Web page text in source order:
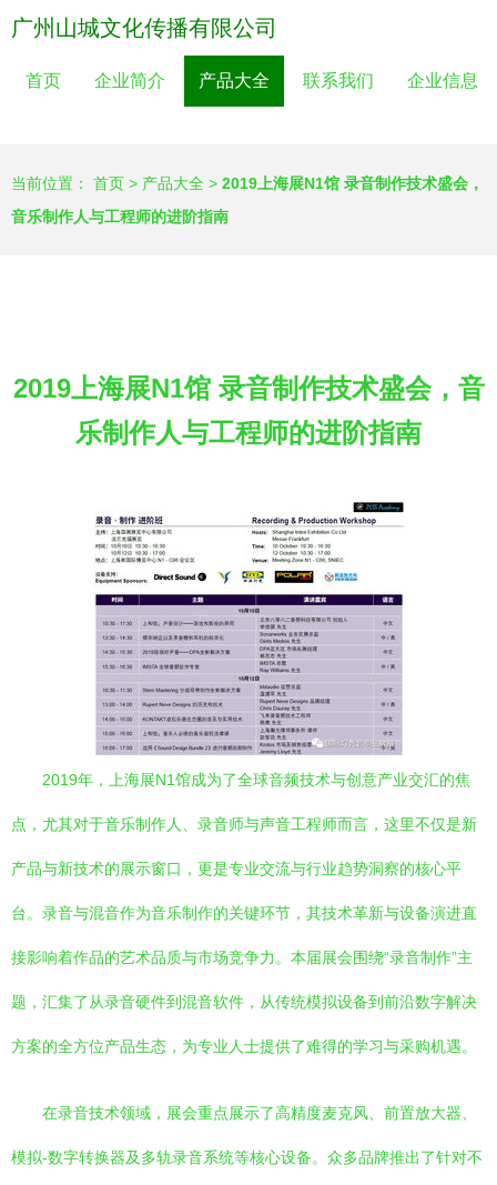
广州山城文化传播有限公司
首页 企业简介 产品大全 联系我们 企业信息
当前位置： 首页 > 产品大全 > 2019上海展N1馆 录音制作技术盛会，
音乐制作人与工程师的进阶指南
2019上海展N1馆 录音制作技术盛会，音
乐制作人与工程师的进阶指南
2019年，上海展N1馆成为了全球音频技术与创意产业交汇的焦
点，尤其对于音乐制作人、录音师与声音工程师而言，这里不仅是新
产品与新技术的展示窗口，更是专业交流与行业趋势洞察的核心平
台。录音与混音作为音乐制作的关键环节，其技术革新与设备演进直
接影响着作品的艺术品质与市场竞争力。本届展会围绕“录音制作”主
题，汇集了从录音硬件到混音软件，从传统模拟设备到前沿数字解决
方案的全方位产品生态，为专业人士提供了难得的学习与采购机遇。
在录音技术领域，展会重点展示了高精度麦克风、前置放大器、
模拟-数字转换器及多轨录音系统等核心设备。众多品牌推出了针对不